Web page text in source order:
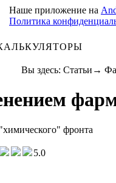
Наше приложение на
Политика
Вы здесь: Статьи →
фронта
5.0